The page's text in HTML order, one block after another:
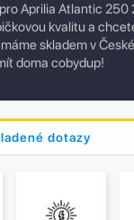
Aprilia Atlantic
kvalitu a
skladem v
doma cobydup!
dotazy